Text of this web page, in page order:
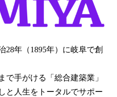
28年（1895年）に岐阜で創
で手がける「総合建築業」
と人生をトータルでサポー